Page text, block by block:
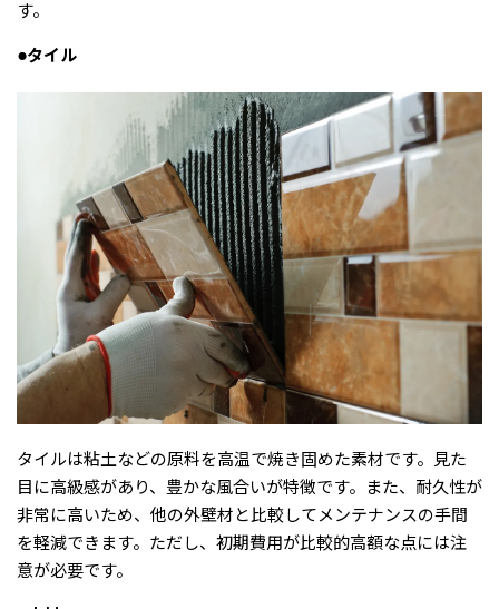
す。
●タイル
タイルは粘土などの原料を高温で焼き固めた素材です。見た
目に高級感があり、豊かな風合いが特徴です。また、耐久性が
非常に高いため、他の外壁材と比較してメンテナンスの手間
を軽減できます。ただし、初期費用が比較的高額な点には注
意が必要です。